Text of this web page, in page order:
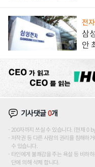
전
삼
안
기사댓글0개
200자까지 쓰실 수 있습니다. (현재 0
저작권 등 다른 사람의 권리를 침해하
수 있습니다.
타인에게 불쾌감을 주는 욕설 등 비하
단에 의해 삭제 합니다.